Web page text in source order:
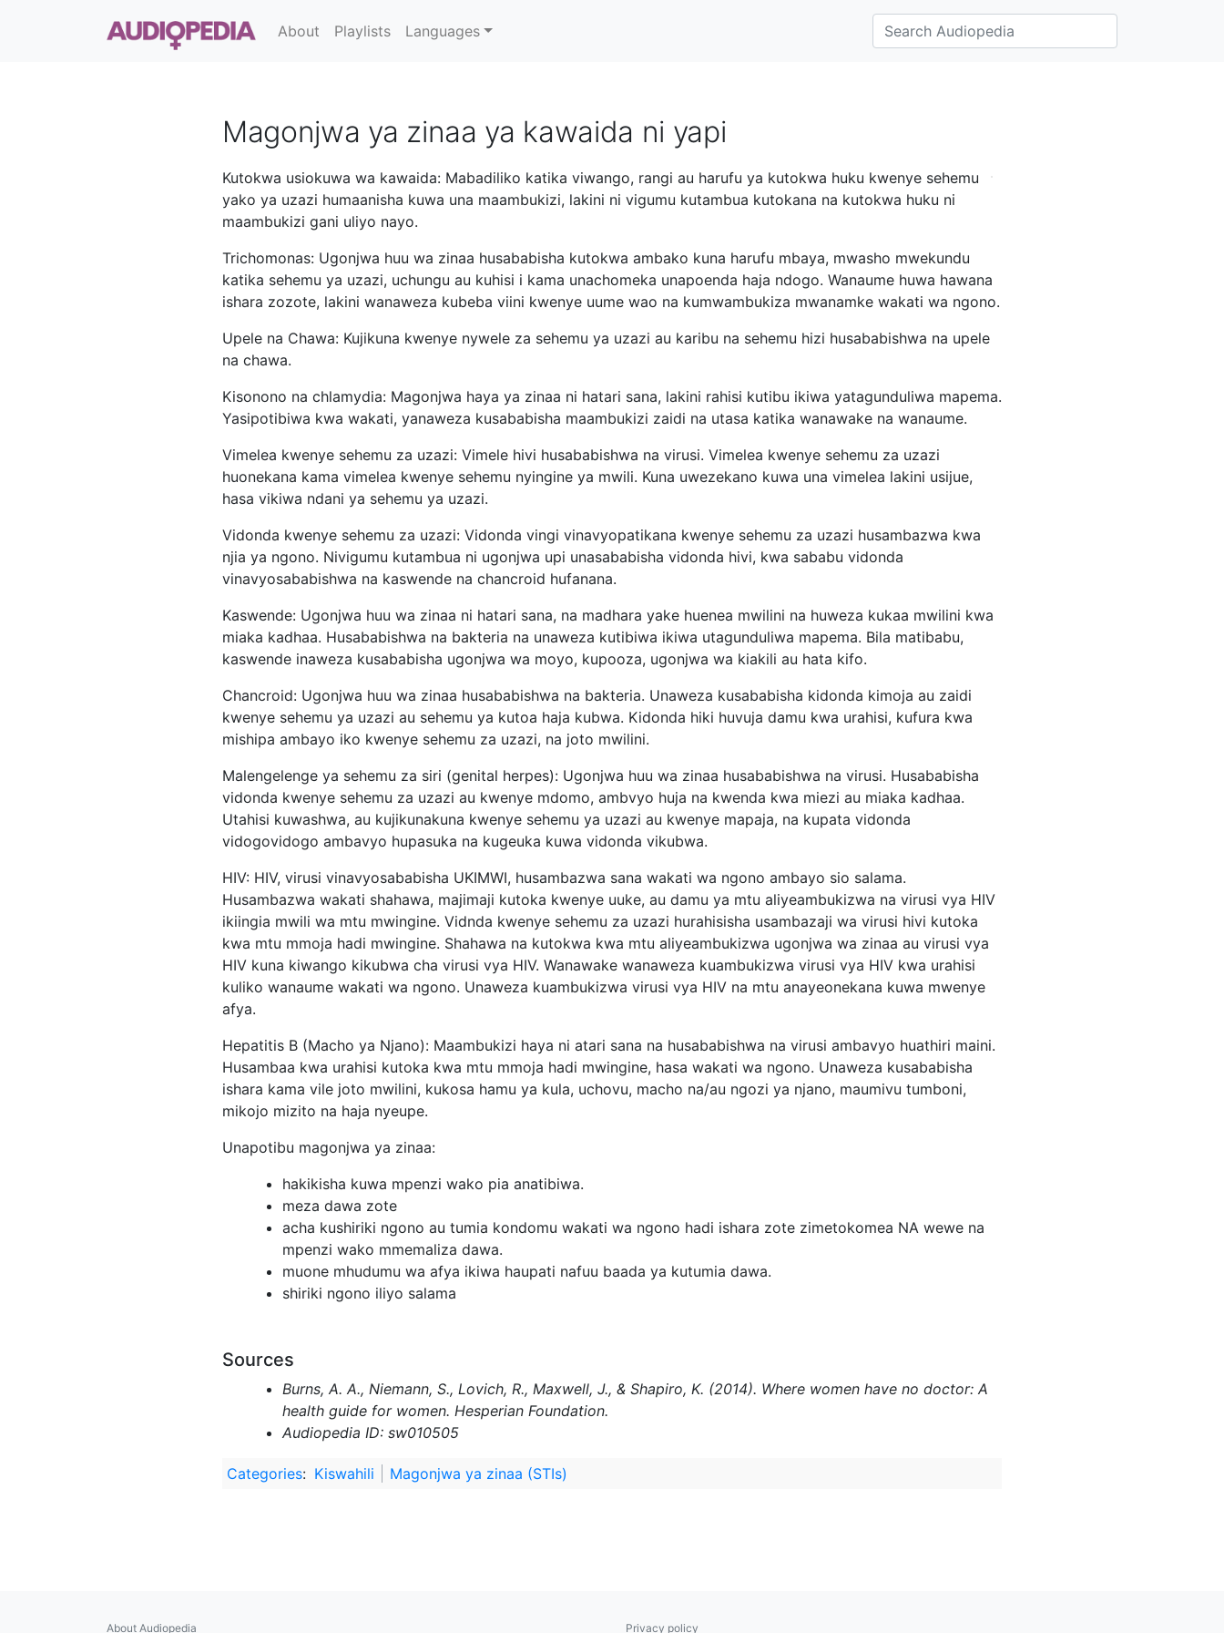
About Playlists Languages
Magonjwa ya zinaa ya kawaida ni yapi
Kutokwa usiokuwa wa kawaida: Mabadiliko katika viwango, rangi au harufu ya kutokwa huku kwenye sehemu
yako ya uzazi humaanisha kuwa una maambukizi, lakini ni vigumu kutambua kutokana na kutokwa huku ni
maambukizi gani uliyo nayo.
Trichomonas: Ugonjwa huu wa zinaa husababisha kutokwa ambako kuna harufu mbaya, mwasho mwekundu
katika sehemu ya uzazi, uchungu au kuhisi i kama unachomeka unapoenda haja ndogo. Wanaume huwa hawana
ishara zozote, lakini wanaweza kubeba viini kwenye uume wao na kumwambukiza mwanamke wakati wa ngono.
Upele na Chawa: Kujikuna kwenye nywele za sehemu ya uzazi au karibu na sehemu hizi husababishwa na upele
na chawa.
Kisonono na chlamydia: Magonjwa haya ya zinaa ni hatari sana, lakini rahisi kutibu ikiwa yatagunduliwa mapema.
Yasipotibiwa kwa wakati, yanaweza kusababisha maambukizi zaidi na utasa katika wanawake na wanaume.
Vimelea kwenye sehemu za uzazi: Vimele hivi husababishwa na virusi. Vimelea kwenye sehemu za uzazi
huonekana kama vimelea kwenye sehemu nyingine ya mwili. Kuna uwezekano kuwa una vimelea lakini usijue,
hasa vikiwa ndani ya sehemu ya uzazi.
Vidonda kwenye sehemu za uzazi: Vidonda vingi vinavyopatikana kwenye sehemu za uzazi husambazwa kwa
njia ya ngono. Nivigumu kutambua ni ugonjwa upi unasababisha vidonda hivi, kwa sababu vidonda
vinavyosababishwa na kaswende na chancroid hufanana.
Kaswende: Ugonjwa huu wa zinaa ni hatari sana, na madhara yake huenea mwilini na huweza kukaa mwilini kwa
miaka kadhaa. Husababishwa na bakteria na unaweza kutibiwa ikiwa utagunduliwa mapema. Bila matibabu,
kaswende inaweza kusababisha ugonjwa wa moyo, kupooza, ugonjwa wa kiakili au hata kifo.
Chancroid: Ugonjwa huu wa zinaa husababishwa na bakteria. Unaweza kusababisha kidonda kimoja au zaidi
kwenye sehemu ya uzazi au sehemu ya kutoa haja kubwa. Kidonda hiki huvuja damu kwa urahisi, kufura kwa
mishipa ambayo iko kwenye sehemu za uzazi, na joto mwilini.
Malengelenge ya sehemu za siri (genital herpes): Ugonjwa huu wa zinaa husababishwa na virusi. Husababisha
vidonda kwenye sehemu za uzazi au kwenye mdomo, ambvyo huja na kwenda kwa miezi au miaka kadhaa.
Utahisi kuwashwa, au kujikunakuna kwenye sehemu ya uzazi au kwenye mapaja, na kupata vidonda
vidogovidogo ambavyo hupasuka na kugeuka kuwa vidonda vikubwa.
HIV: HIV, virusi vinavyosababisha UKIMWI, husambazwa sana wakati wa ngono ambayo sio salama.
Husambazwa wakati shahawa, majimaji kutoka kwenye uuke, au damu ya mtu aliyeambukizwa na virusi vya HIV
ikiingia mwili wa mtu mwingine. Vidnda kwenye sehemu za uzazi hurahisisha usambazaji wa virusi hivi kutoka
kwa mtu mmoja hadi mwingine. Shahawa na kutokwa kwa mtu aliyeambukizwa ugonjwa wa zinaa au virusi vya
HIV kuna kiwango kikubwa cha virusi vya HIV. Wanawake wanaweza kuambukizwa virusi vya HIV kwa urahisi
kuliko wanaume wakati wa ngono. Unaweza kuambukizwa virusi vya HIV na mtu anayeonekana kuwa mwenye
afya.
Hepatitis B (Macho ya Njano): Maambukizi haya ni atari sana na husababishwa na virusi ambavyo huathiri maini.
Husambaa kwa urahisi kutoka kwa mtu mmoja hadi mwingine, hasa wakati wa ngono. Unaweza kusababisha
ishara kama vile joto mwilini, kukosa hamu ya kula, uchovu, macho na/au ngozi ya njano, maumivu tumboni,
mikojo mizito na haja nyeupe.
Unapotibu magonjwa ya zinaa:
hakikisha kuwa mpenzi wako pia anatibiwa.
meza dawa zote
acha kushiriki ngono au tumia kondomu wakati wa ngono hadi ishara zote zimetokomea NA wewe na
mpenzi wako mmemaliza dawa.
muone mhudumu wa afya ikiwa haupati nafuu baada ya kutumia dawa.
shiriki ngono iliyo salama
Sources
Burns, A. A., Niemann, S., Lovich, R., Maxwell, J., & Shapiro, K. (2014). Where women have no doctor: A
health guide for women. Hesperian Foundation.
Audiopedia ID: sw010505
Categories: Kiswahili Magonjwa ya zinaa (STIs)
About Audiopedia Privacy policy